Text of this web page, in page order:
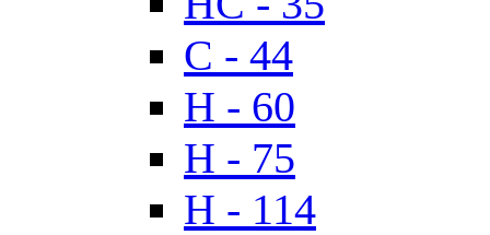
C - 44
H - 60
H - 75
H - 114